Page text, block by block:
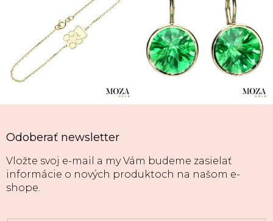
Odoberať newsletter
Vložte svoj e-mail a my Vám budeme zasielať
informácie o nových produktoch na našom e-
shope.